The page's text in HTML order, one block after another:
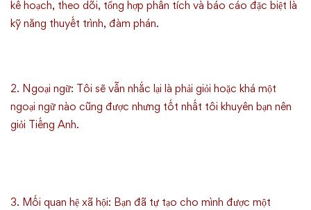
kế hoạch, theo dõi, tổng hợp phân tích và báo cáo đặc biệt là
kỹ năng thuyết trình, đàm phán.
2. Ngoại ngữ: Tôi sẽ vẫn nhắc lại là phải giỏi hoặc khá một
ngoại ngữ nào cũng được nhưng tốt nhất tôi khuyên bạn nên
giỏi Tiếng Anh.
3. Mối quan hệ xã hội: Bạn đã tự tạo cho mình được một